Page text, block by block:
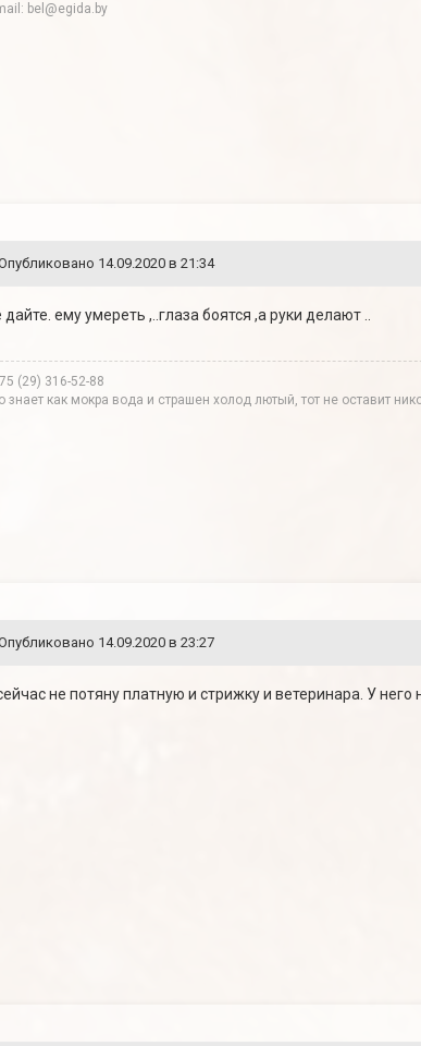
bel@egida.by
14.09.2020 в 21:34
дайте. ему умереть ,..глаза боятся ,а руки делают ..
(29) 316-52-88
знает как мокра вода и страшен холод лютый, тот не оставит
14.09.2020 в 23:27
не потяну платную и стрижку и ветеринара. У